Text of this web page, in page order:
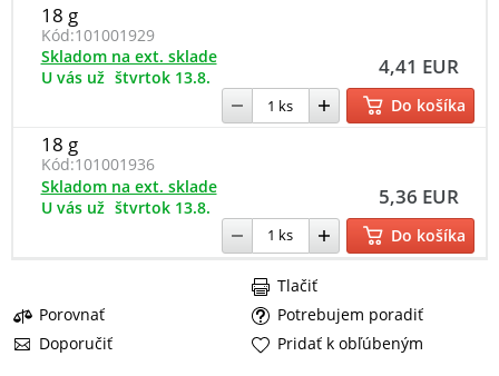
18 g
Kód:101001929
4,41 EUR
Skladom na ext. sklade
U vás už štvrtok 13.8.
Do košíka
18 g
Kód:101001936
5,36 EUR
Skladom na ext. sklade
U vás už štvrtok 13.8.
Do košíka
Porovnať
Potrebujem poradiť
Doporučiť
Tlačiť
Pridať k obľúbeným